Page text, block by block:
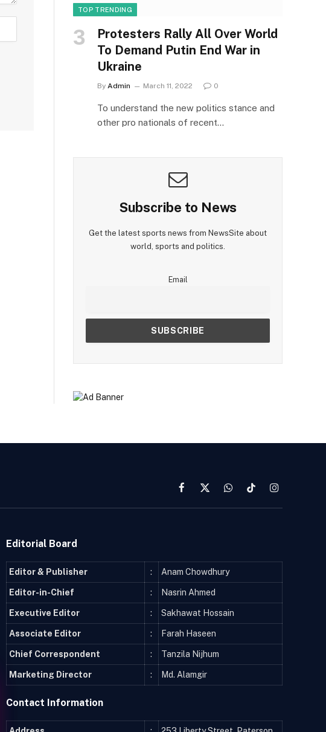
TOP TRENDING
Protesters Rally All Over World
To Demand Putin End War in
Ukraine
By Admin March 11, 2022 0
To understand the new politics stance and
other pro nationals of recent…
Subscribe to News
Get the latest sports news from NewsSite about
world, sports and politics.
Email
Facebook
X
WhatsAppTikTokInstagram
Editorial Board
Editor & Publisher : Anam Chowdhury
Editor-in-Chief : Nasrin Ahmed
Executive Editor : Sakhawat Hossain
Associate Editor : Farah Haseen
Chief Correspondent : Tanzila Nijhum
Marketing Director : Md. Alamgir
Contact Information